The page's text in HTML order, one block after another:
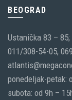
BEOGRAD
Ustanička 83 – 85;
011/308-54-05,
ponedeljak-petak:
subota: od 9h –